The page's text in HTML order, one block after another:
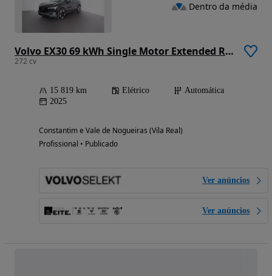
Volvo EX30 69 kWh Single Motor Extended Range Ultra
272 cv
15 819 km Elétrico
Automática
2025
Constantim e Vale de Nogueiras (Vila Real)
Profissional • Publicado
Ver anúncios
Ver anúncios
Dentro da média